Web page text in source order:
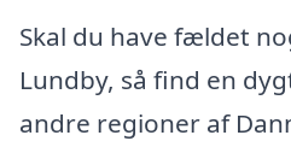
Skal du have fældet
Lundby, så find en
andre regioner af